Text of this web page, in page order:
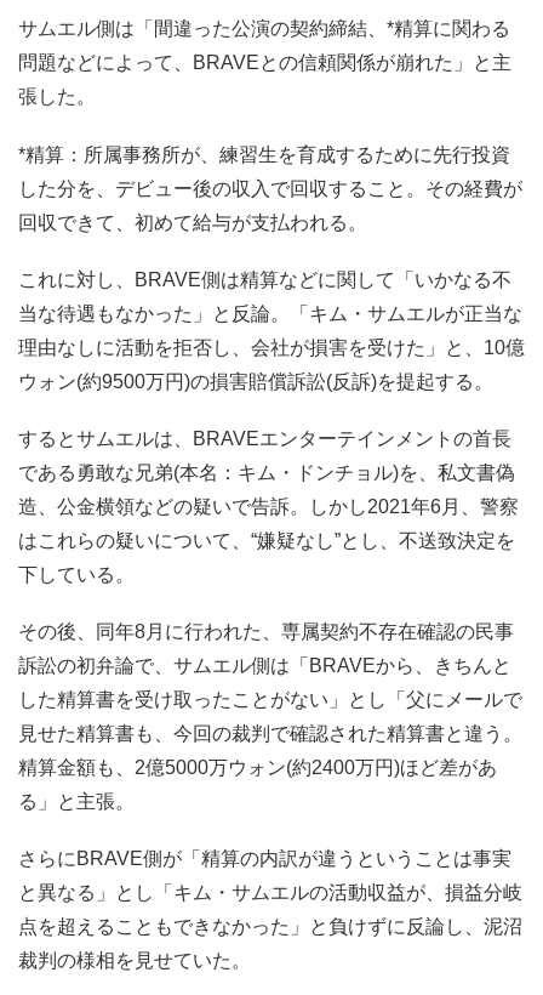
サムエル側は「間違った公演の契約締結、*精算に関わる
問題などによって、BRAVEとの信頼関係が崩れた」と主
張した。
*精算：所属事務所が、練習生を育成するために先行投資
した分を、デビュー後の収入で回収すること。その経費が
回収できて、初めて給与が支払われる。
これに対し、BRAVE側は精算などに関して「いかなる不
当な待遇もなかった」と反論。「キム・サムエルが正当な
理由なしに活動を拒否し、会社が損害を受けた」と、10億
ウォン(約9500万円)の損害賠償訴訟(反訴)を提起する。
するとサムエルは、BRAVEエンターテインメントの首長
である勇敢な兄弟(本名：キム・ドンチョル)を、私文書偽
造、公金横領などの疑いで告訴。しかし2021年6月、警察
はこれらの疑いについて、“嫌疑なし”とし、不送致決定を
下している。
その後、同年8月に行われた、専属契約不存在確認の民事
訴訟の初弁論で、サムエル側は「BRAVEから、きちんと
した精算書を受け取ったことがない」とし「父にメールで
見せた精算書も、今回の裁判で確認された精算書と違う。
精算金額も、2億5000万ウォン(約2400万円)ほど差があ
る」と主張。
さらにBRAVE側が「精算の内訳が違うということは事実
と異なる」とし「キム・サムエルの活動収益が、損益分岐
点を超えることもできなかった」と負けずに反論し、泥沼
裁判の様相を見せていた。